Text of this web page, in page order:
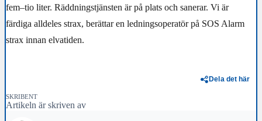
fem–tio liter. Räddningstjänsten är på plats och sanerar. Vi är
färdiga alldeles strax, berättar en ledningsoperatör på SOS Alarm
strax innan elvatiden.
Dela det här
SKRIBENT
Artikeln är skriven av